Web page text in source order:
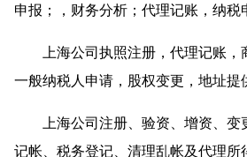
申报；，财务分析；代理记账，纳税
上海公司执照注册，代理记账，
一般纳税人申请，股权变更，地址提
上海公司注册、验资、增资、变
记帐、税务登记、清理乱帐及代理所